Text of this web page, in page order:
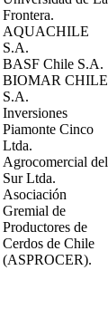
Frontera.
AQUACHILE
S.A.
BASF Chile S.A.
BIOMAR CHILE
S.A.
Inversiones
Piamonte Cinco
Ltda.
Agrocomercial del
Sur Ltda.
Asociación
Gremial de
Productores de
Cerdos de Chile
(ASPROCER).